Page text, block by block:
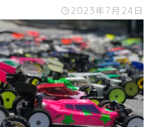
2023年7月24日